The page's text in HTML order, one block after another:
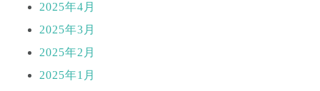
2025年4月
2025年3月
2025年2月
2025年1月